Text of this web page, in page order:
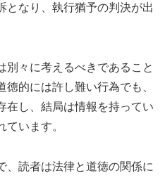
となり、執行猶予の判決が出
別々に考えるべきであること
的には許し難い行為でも、
在し、結局は情報を持ってい
ています。
、読者は法律と道徳の関係に